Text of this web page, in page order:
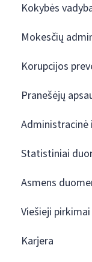
Kokybės
Mokesčių
Korupcijos
Pranešėjų
Statistiniai
Asmens
Viešieji pirkimai
Karjera